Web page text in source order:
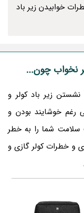
خوابیدن زیر باد
نخواب چون...
نشستن زیر باد کولر و
رغم خوشایند بودن و
شما را به خطر
و خطرات کولر گازی و